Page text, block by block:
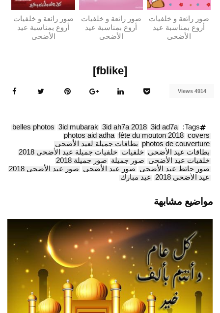
صور رائعة و خلفيات
أروع بمناسبة عيد
الأضحى
صور رائعة و خلفيات
أروع بمناسبة عيد
الأضحى
صور رائعة و خلفيات
أروع بمناسبة عيد
الأضحى
[fblike]
4914 Views
Tags:
3id ad7a
3id ah7a 2018
3id mubarak
belles photos
covers
fête du mouton 2018
photos aid adha
photos de couverture بطاقات جميلة لعيد الأضحى
بطاقات عيد الأضحى خلفيات خلفيات جميلة عيد الأضحى 2018
خلفيات عيد الأضحى صور جميلة صور جميلة 2018
صور حائط عيد الأضحى صور عيد الأضحى صور عيد الأضحى 2018
عيد الأضحى 2018
عيد مبارك
مواضيع مشابهة